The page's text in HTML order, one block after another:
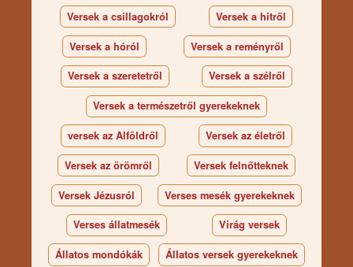
Versek a csillagokról Versek a hitről
Versek a hóról Versek a reményről
Versek a szeretetről Versek a szélről
Versek a természetről gyerekeknek
versek az Alföldről Versek az életről
Versek az örömről Versek felnőtteknek
Versek Jézusról Verses mesék gyerekeknek
Verses állatmesék Virág versek
Állatos mondókák Állatos versek gyerekeknek